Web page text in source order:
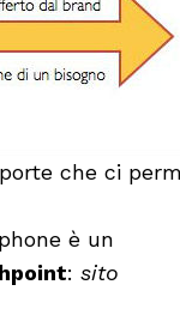
che ci
è un
: sito